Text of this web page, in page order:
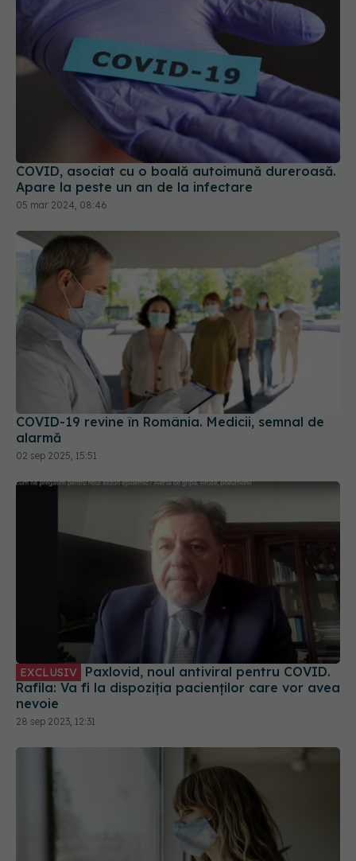
COVID, asociat cu o boală autoimună dureroasă.
Apare la peste un an de la infectare
COVID-19 revine în România. Medicii, semnal de
02 sep 2025, 15:51
Rafila: Va fi la dispoziția pacienților care vor avea
28 sep 2023, 12:31